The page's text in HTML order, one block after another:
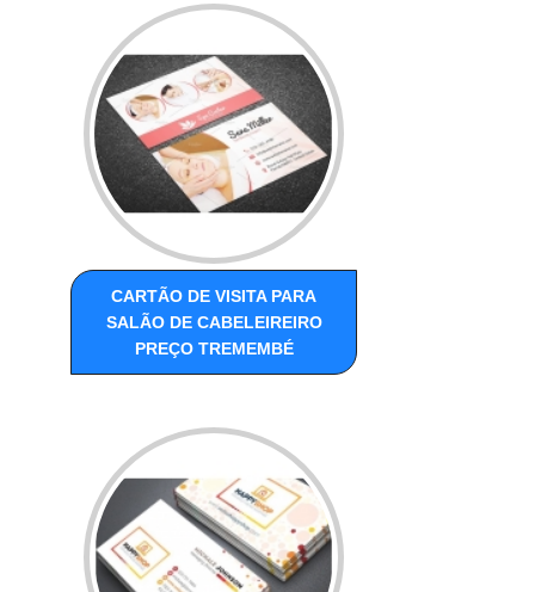
CARTÃO DE VISITA PARA
SALÃO DE CABELEIREIRO
PREÇO TREMEMBÉ